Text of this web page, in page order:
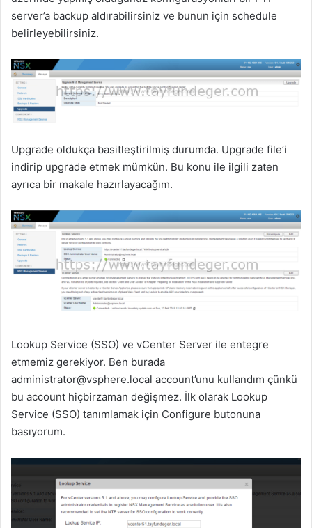
server’a backup aldırabilirsiniz ve bunun için schedule
belirleyebilirsiniz.
Upgrade oldukça basitleştirilmiş durumda. Upgrade file’i
indirip upgrade etmek mümkün. Bu konu ile ilgili zaten
ayrıca bir makale hazırlayacağım.
Lookup Service (SSO) ve vCenter Server ile entegre
etmemiz gerekiyor. Ben burada
administrator@vsphere.local account’unu kullandım çünkü
bu account hiçbirzaman değişmez. İlk olarak Lookup
Service (SSO) tanımlamak için Configure butonuna
basıyorum.